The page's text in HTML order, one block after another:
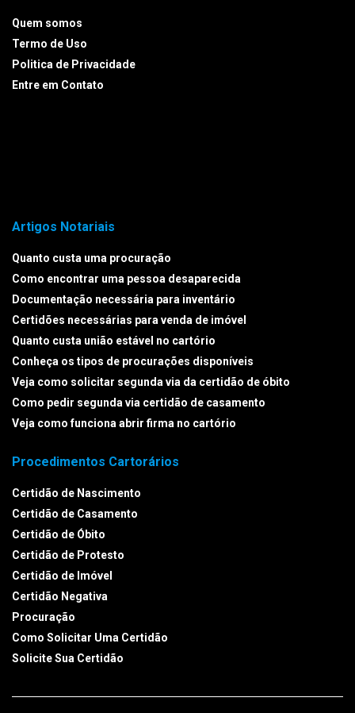
Quem somos
Termo de Uso
Politica de Privacidade
Entre em Contato
Artigos Notariais
Quanto custa uma procuração
Como encontrar uma pessoa desaparecida
Documentação necessária para inventário
Certidões necessárias para venda de imóvel
Quanto custa união estável no cartório
Conheça os tipos de procurações disponíveis
Veja como solicitar segunda via da certidão de óbito
Como pedir segunda via certidão de casamento
Veja como funciona abrir firma no cartório
Procedimentos Cartorários
Certidão de Nascimento
Certidão de Casamento
Certidão de Óbito
Certidão de Protesto
Certidão de Imóvel
Certidão Negativa
Procuração
Como Solicitar Uma Certidão
Solicite Sua Certidão